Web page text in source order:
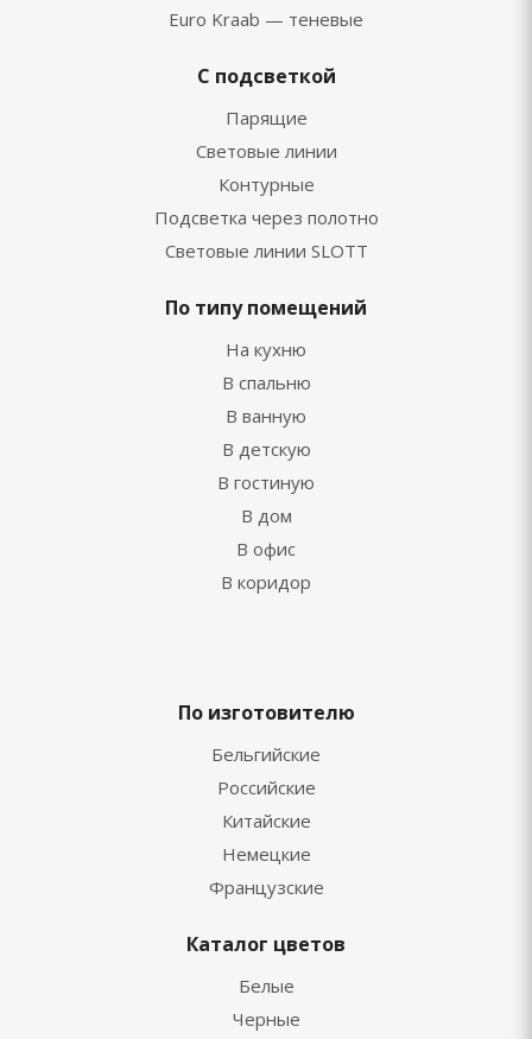
Euro Kraab — теневые
С подсветкой
Парящие
Световые линии
Контурные
Подсветка через полотно
Световые линии SLOTT
По типу помещений
На кухню
В спальню
В ванную
В детскую
В гостиную
В дом
В офис
В коридор
По изготовителю
Бельгийские
Российские
Китайские
Немецкие
Французские
Каталог цветов
Белые
Черные